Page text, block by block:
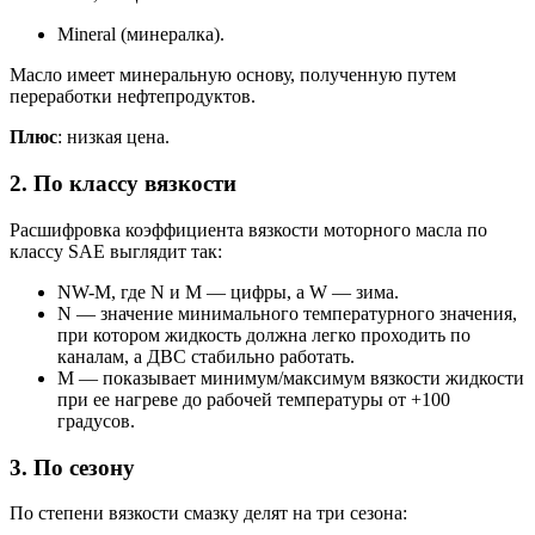
Mineral (минералка).
Масло имеет минеральную основу, полученную путем
переработки нефтепродуктов.
Плюс: низкая цена.
2. По классу вязкости
Расшифровка коэффициента вязкости моторного масла по
классу SAE выглядит так:
NW-M, где N и M — цифры, а W — зима.
N — значение минимального температурного значения,
при котором жидкость должна легко проходить по
каналам, а ДВС стабильно работать.
M — показывает минимум/максимум вязкости жидкости
при ее нагреве до рабочей температуры от +100
градусов.
3. По сезону
По степени вязкости смазку делят на три сезона: